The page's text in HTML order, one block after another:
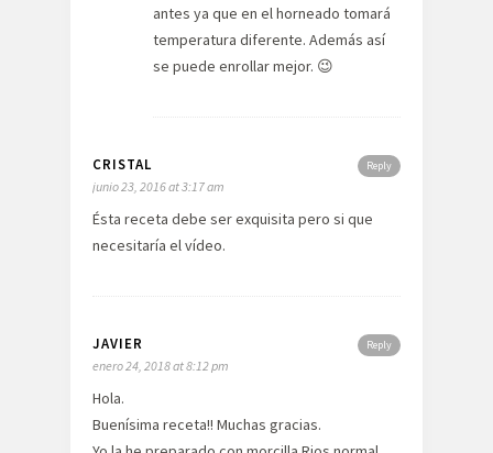
antes ya que en el horneado tomará
temperatura diferente. Además así
se puede enrollar mejor. 😉
Reply
CRISTAL
junio 23, 2016 at 3:17 am
Ésta receta debe ser exquisita pero si que
necesitaría el vídeo.
Reply
JAVIER
enero 24, 2018 at 8:12 pm
Hola.
Buenísima receta!! Muchas gracias.